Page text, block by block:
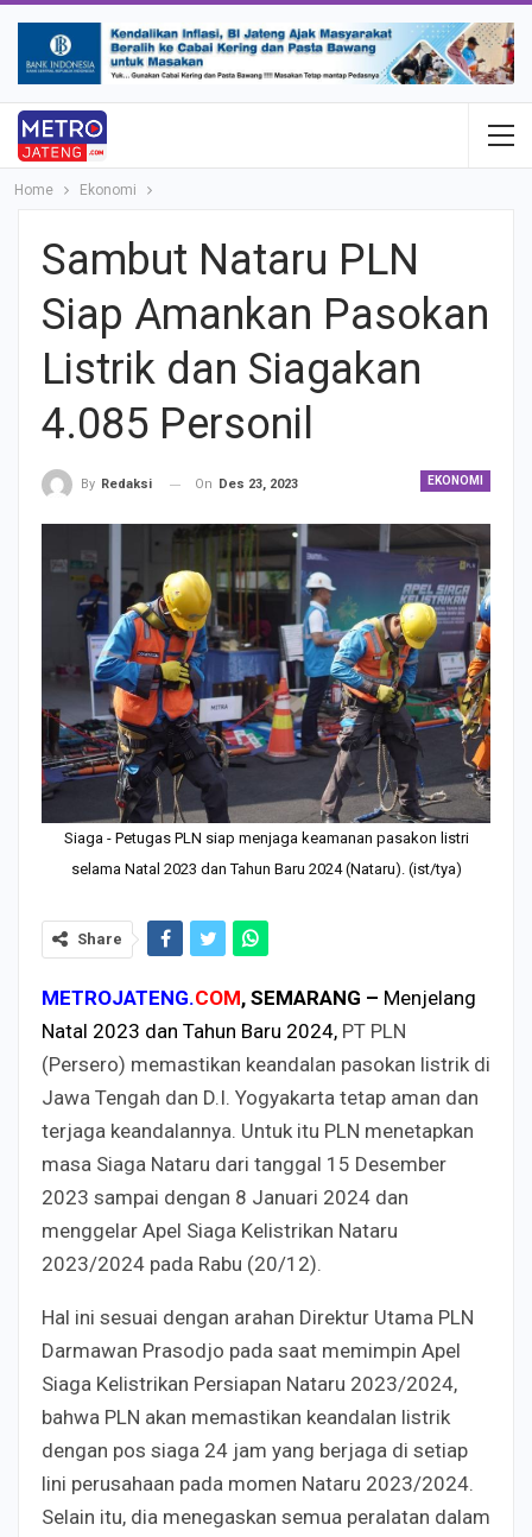
Home Ekonomi
Sambut Nataru PLN
Siap Amankan Pasokan
Listrik dan Siagakan
4.085 Personil
EKONOMI
By Redaksi On Des 23, 2023
Siaga - Petugas PLN siap menjaga keamanan pasakon listri
selama Natal 2023 dan Tahun Baru 2024 (Nataru). (ist/tya)
Share
METROJATENG.COM, SEMARANG – Menjelang
Natal 2023 dan Tahun Baru 2024, PT PLN
(Persero) memastikan keandalan pasokan listrik di
Jawa Tengah dan D.I. Yogyakarta tetap aman dan
terjaga keandalannya. Untuk itu PLN menetapkan
masa Siaga Nataru dari tanggal 15 Desember
2023 sampai dengan 8 Januari 2024 dan
menggelar Apel Siaga Kelistrikan Nataru
2023/2024 pada Rabu (20/12).
Hal ini sesuai dengan arahan Direktur Utama PLN
Darmawan Prasodjo pada saat memimpin Apel
Siaga Kelistrikan Persiapan Nataru 2023/2024,
bahwa PLN akan memastikan keandalan listrik
dengan pos siaga 24 jam yang berjaga di setiap
lini perusahaan pada momen Nataru 2023/2024.
Selain itu, dia menegaskan semua peralatan dalam